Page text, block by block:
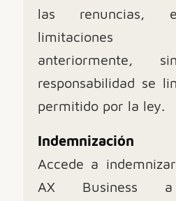
las renuncias,
limitaciones
anteriormente,
responsabilidad se
permitido por la ley.
Indemnización
Accede a
AX Business